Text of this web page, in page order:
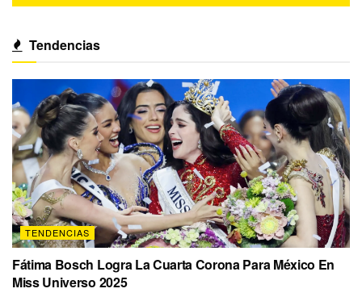
Tendencias
TENDENCIAS
Fátima Bosch Logra La Cuarta Corona Para México En
Miss Universo 2025